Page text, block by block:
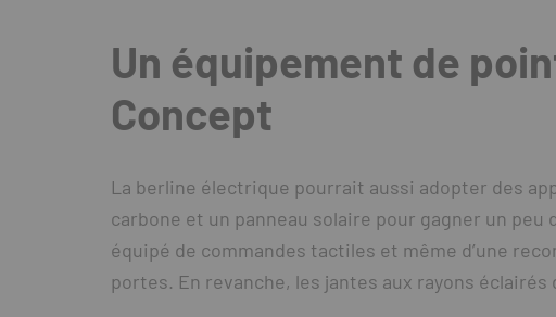
Un équipement de
Concept
La berline électrique pourrait aussi adopter des
carbone et un panneau solaire pour gagner un
équipé de commandes tactiles et même d’une
portes. En revanche, les jantes aux rayons